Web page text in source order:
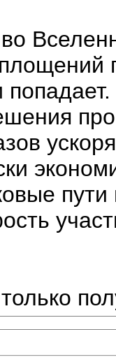
попадает.